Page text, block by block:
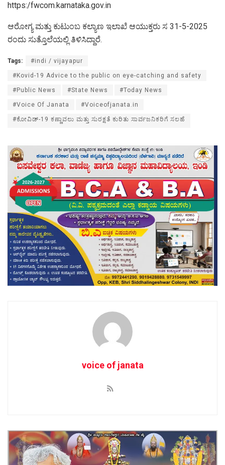
https:/fwcom.karnataka.gov.in
ಆರೋಗ್ಯ ಮತ್ತು ಕುಟುಂಬ ಕಲ್ಯಾಣ ಇಲಾಖೆ ಆಯುಕ್ತರು ಸ 31-5-2025
ರಂದು ಸುತ್ತೊಲೆಯಲ್ಲಿ ತಿಳಿಸಿದ್ದಾರೆ.
Tags: #indi / vijayapur
#Kovid-19 Advice to the public on eye-catching and safety
#Public News #State News #Today News
#Voice Of Janata #Voiceofjanata.in
#ಕೋವಿಡ್-19 ಕಣ್ಣಾವಲು ಮತ್ತು ಸುರಕ್ಷತೆ ಕುರಿತು ಸಾರ್ವಜನಿಕರಿಗೆ ಸಲಹೆ
voice of janata